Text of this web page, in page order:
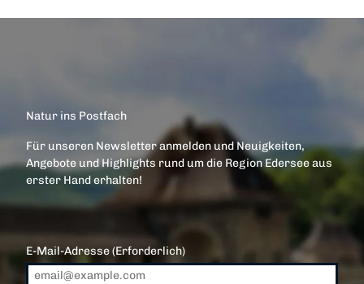
Natur ins Postfach
Für unseren Newsletter anmelden und Neuigkeiten,
Angebote und Highlights rund um die Region Edersee aus
erster Hand erhalten!
E-Mail-Adresse(Erforderlich)